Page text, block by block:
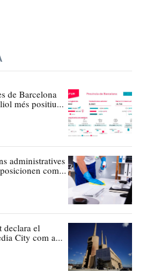
de Barcelona
més positiu...
administratives
com...
declara el
City com a...